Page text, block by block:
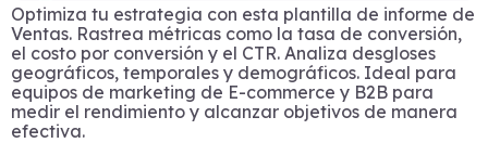
Optimiza tu estrategia con esta plantilla de informe de
Ventas. Rastrea métricas como la tasa de conversión,
el costo por conversión y el CTR. Analiza desgloses
geográficos, temporales y demográficos. Ideal para
equipos de marketing de E-commerce y B2B para
medir el rendimiento y alcanzar objetivos de manera
efectiva.